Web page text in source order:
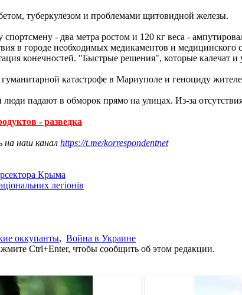
туберкулезом и проблемами щитовидной железы.
- два метра ростом и 120 кг веса -
в городе необходимых медикаментов и
конечностей. "Быстрые решения", которые калечат
катастрофе в Мариуполе и геноциду
падают в обморок прямо на улицах. Из-за
- разведка
на наш канал https://t.me/korrespondentnet
Крыма
легіонів
оккупанты, Война в Украине
Ctrl+Enter, чтобы сообщить об этом редакции.